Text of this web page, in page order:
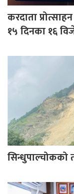
करदाता
१५ दिनका १६
सिन्धुपाल्चोकको